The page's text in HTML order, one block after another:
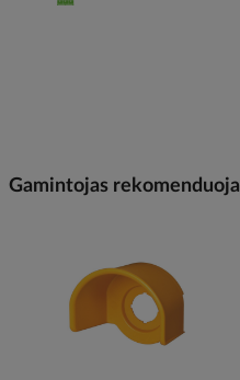
Gamintojas rekomenduoja